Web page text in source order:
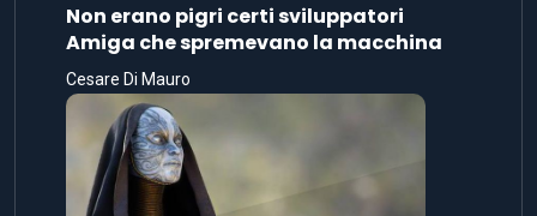
Non erano pigri certi sviluppatori
Amiga che spremevano la macchina
Cesare Di Mauro